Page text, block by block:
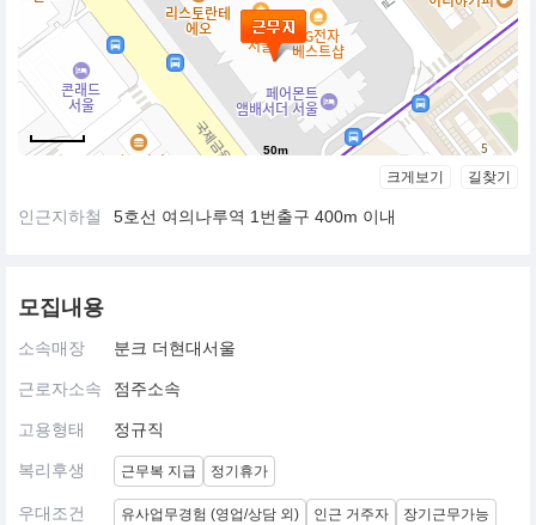
50m
크게보기 길찾기
인근지하철 5호선 여의나루역 1번출구 400m 이내
모집내용
소속매장 분크 더현대서울
근로자소속 점주소속
고용형태 정규직
복리후생 근무복 지급 정기휴가
우대조건 유사업무경험 (영업/상담 외) 인근 거주자 장기근무가능